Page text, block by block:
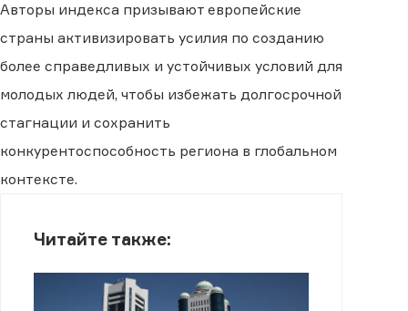
Авторы индекса призывают европейские
страны активизировать усилия по созданию
более справедливых и устойчивых условий для
молодых людей, чтобы избежать долгосрочной
стагнации и сохранить
конкурентоспособность региона в глобальном
контексте.
Читайте также: